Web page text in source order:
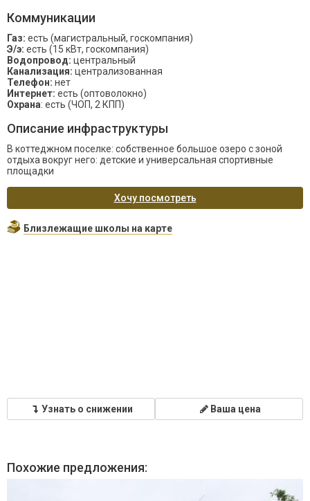
Коммуникации
Газ: есть (магистральный, госкомпания)
Э/э: есть (15 кВт, госкомпания)
Водопровод: центральный
Канализация: централизованная
Телефон: нет
Интернет: есть (оптоволокно)
Охрана: есть (ЧОП, 2 КПП)
Описание инфраструктуры
В коттеджном поселке: собственное большое озеро с зоной
отдыха вокруг него: детские и универсальная спортивные
площадки
Хочу посмотреть
Близлежащие школы на карте
Узнать о снижении Ваша цена
Похожие предложения: